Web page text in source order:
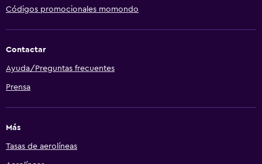
Códigos promocionales momondo
Contactar
Ayuda/Preguntas frecuentes
Prensa
Más
Tasas de aerolíneas